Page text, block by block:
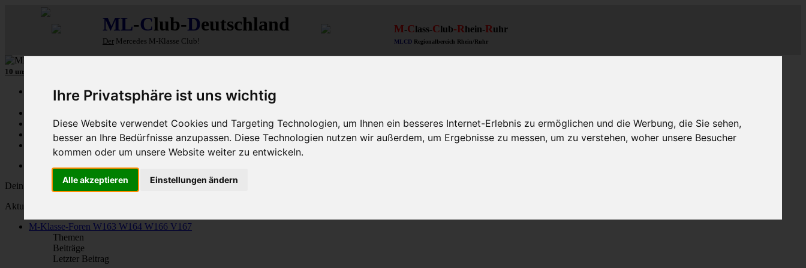
Ihre Privatsphäre ist uns wichtig
Diese Website verwendet Cookies und Targeting Technologien, um Ihnen ein besseres Internet-Erlebnis zu ermöglichen und die Werbung, die Sie sehen,
besser an Ihre Bedürfnisse anzupassen. Diese Technologien nutzen wir außerdem, um Ergebnisse zu messen, um zu verstehen, woher unsere Besucher
kommen oder um unsere Website weiter zu entwickeln.
Alle akzeptieren Einstellungen ändern
ML-Club-Deutschland
Der Mercedes M-Klasse Club!
M-Class-Club-Rhein-Ruhr
MLCD Regionalbereich Rhein/Ruhr
10 unserer W164
Schnellzugriff
MLCD-Ausstellung
Forennutzer
MLCD-Seiten MLCD-Foren-Übersicht
Dein letzter Besuch: 7. Aug 2026, 21:12
Aktuelle Zeit: 7. Aug 2026, 21:12
M-Klasse-Foren W163 W164 W166 V167
Themen
Beiträge
Letzter Beitrag